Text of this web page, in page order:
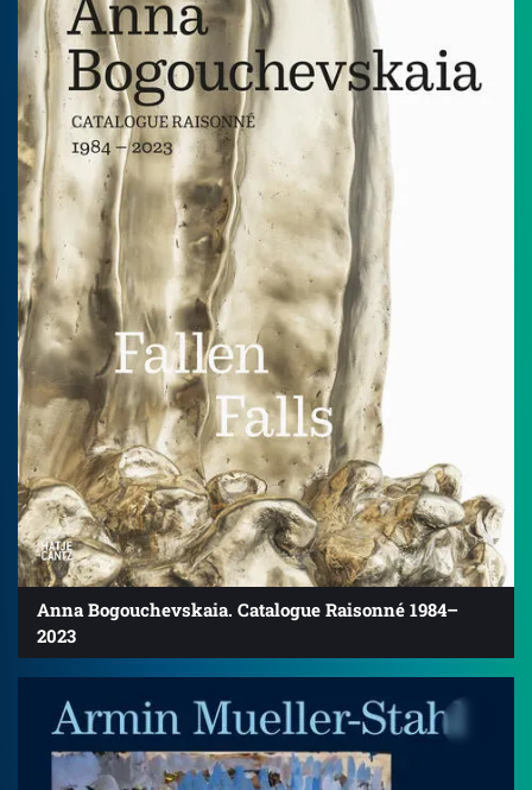
Anna Bogouchevskaia. Catalogue Raisonné 1984–
2023